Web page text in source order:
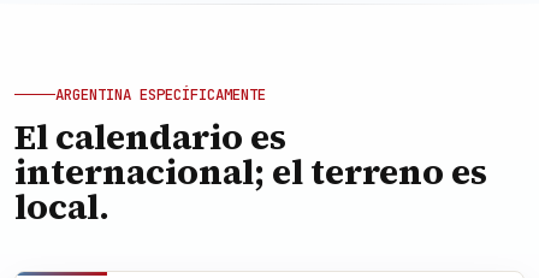
ARGENTINA ESPECÍFICAMENTE
El calendario es
internacional; el terreno es
local.